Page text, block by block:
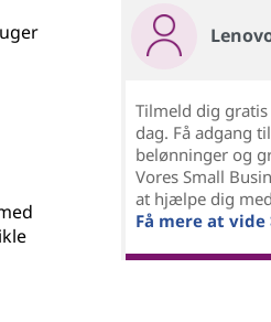
Tilmeld dig
dag. Få adgang
belønninger og
Vores Small
at hjælpe dig
Få mere at vide